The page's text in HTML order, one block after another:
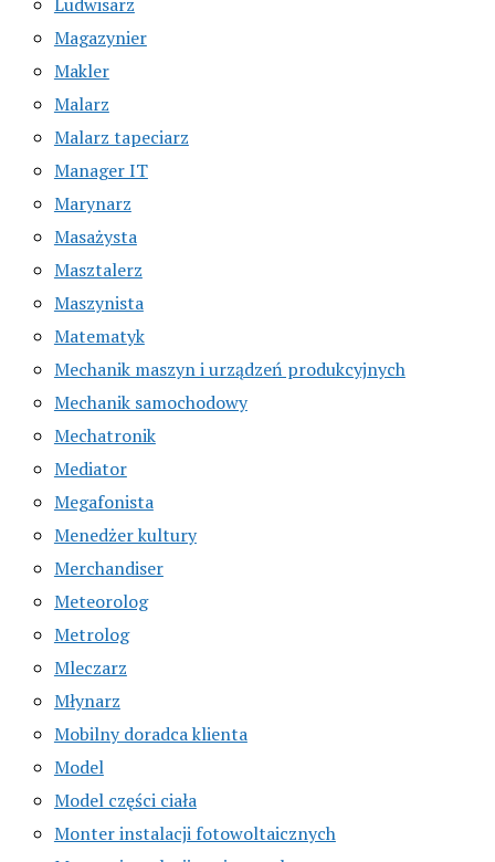
Magazynier
Makler
Malarz
Malarz tapeciarz
Manager IT
Marynarz
Masażysta
Masztalerz
Maszynista
Matematyk
Mechanik maszyn i urządzeń produkcyjnych
Mechanik samochodowy
Mechatronik
Mediator
Megafonista
Menedżer kultury
Merchandiser
Meteorolog
Metrolog
Mleczarz
Młynarz
Mobilny doradca klienta
Model
Model części ciała
Monter instalacji fotowoltaicznych